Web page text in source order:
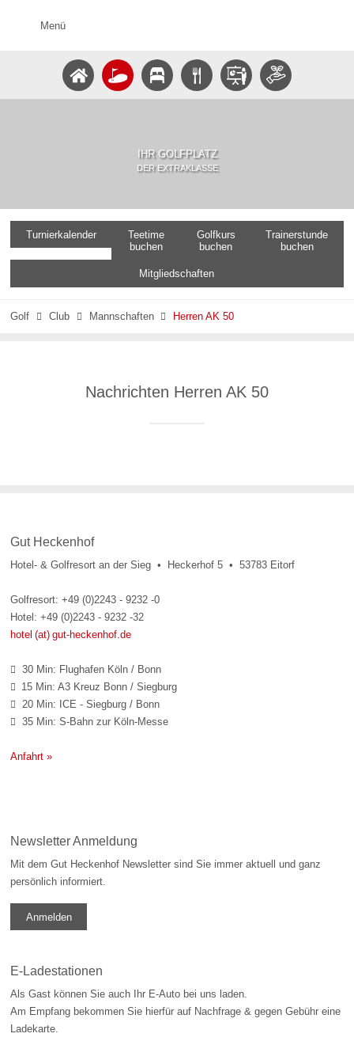
Menü
IHR GOLFPLATZ
DER EXTRAKLASSE
Turnierkalender
Teetime
buchen
Golfkurs
buchen
Trainerstunde
buchen
Mitgliedschaften
Golf  Club  Mannschaften  Herren AK 50
Nachrichten Herren AK 50
Gut Heckenhof
Hotel- & Golfresort an der Sieg • Heckerhof 5 • 53783 Eitorf
Golfresort: +49 (0)2243 - 9232 -0
Hotel: +49 (0)2243 - 9232 -32
hotel (at) gut-heckenhof.de
 30 Min: Flughafen Köln / Bonn
 15 Min: A3 Kreuz Bonn / Siegburg
 20 Min: ICE - Siegburg / Bonn
 35 Min: S-Bahn zur Köln-Messe
Anfahrt »
Newsletter Anmeldung
Mit dem Gut Heckenhof Newsletter sind Sie immer aktuell und ganz
persönlich informiert.
Anmelden
E-Ladestationen
Als Gast können Sie auch Ihr E-Auto bei uns laden.
Am Empfang bekommen Sie hierfür auf Nachfrage & gegen Gebühr eine
Ladekarte.